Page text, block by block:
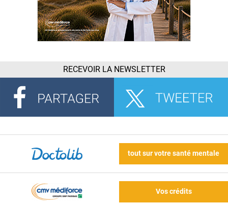
RECEVOIR LA NEWSLETTER
tout sur votre santé mentale
Vos crédits